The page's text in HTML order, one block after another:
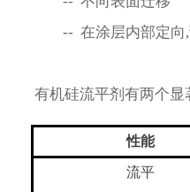
--  在涂层内部定
有机硅流平剂有两个显
性能
流平